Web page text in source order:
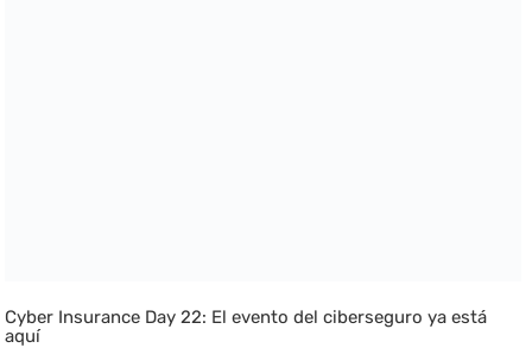
Cyber Insurance Day 22: El evento del ciberseguro ya está
aquí